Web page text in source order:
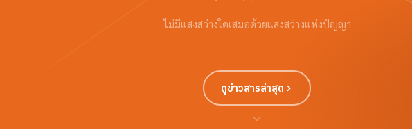
ไม่มีแสงสว่างใดเสมอด้วยแสงสว่างแห่งปัญญา
ดูข่าวสารล่าสุด